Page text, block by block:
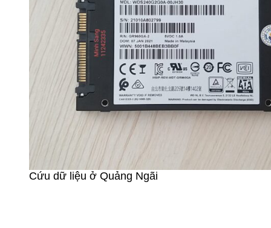
Cứu dữ liệu ở Quảng Ngãi